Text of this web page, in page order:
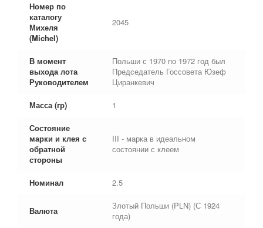
Номер по
каталогу
Михеля
(Michel)
2045
В момент
выхода лота
Руководителем
Польши с 1970 по 1972 год был
Председатель Госсовета Юзеф
Циранкевич
Масса (гр) 1
Состояние
марки и клея с
обратной
стороны
III - марка в идеальном
состоянии с клеем
Номинал 2.5
Валюта
Злотый Польши (PLN) (С 1924
года)